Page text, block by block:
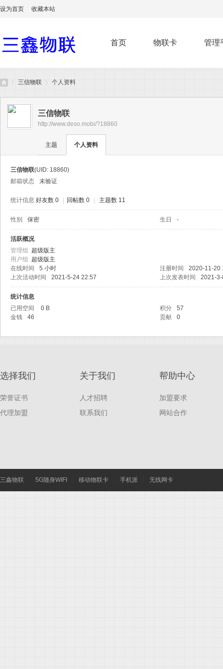
设为首页 收藏本站
首页 物联卡 管理
三信物联
›
个人资料
三信物联
http://www.deso.mobi/?18860
主题 个人资料
三信物联(UID: 18860)
邮箱状态
未验证
统计信息 好友数 0 回帖数 0 主题数 11
性别 保密 生日 -
活跃概况
管理组 超级版主
用户组 超级版主
在线时间
5 小时 注册时间
2020-11-20
上次活动时间
2021-5-24 22:57 上次发表时间 2021-
统计信息
已用空间
0 B 积分
57
金钱
46 贡献 0
选择我们
荣誉证书
代理加盟
关于我们
人才招聘
联系我们
帮助中心
加盟要求
网站合作
三鑫物联 5G随身WIFI 移动物联卡 手机派 无线网卡